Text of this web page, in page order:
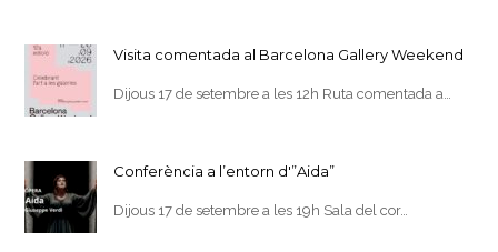
Visita comentada al Barcelona Gallery Weekend
Dijous 17 de setembre a les 12h Ruta comentada a…
Conferència a l’entorn d'”Aida”
Dijous 17 de setembre a les 19h Sala del cor…